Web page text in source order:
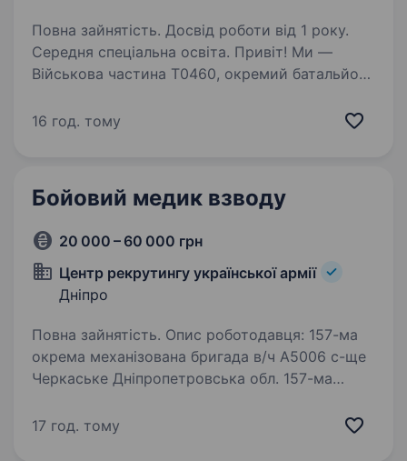
Повна зайнятість. Досвід роботи від 1 року.
Середня спеціальна освіта. Привіт! Ми —
Військова частина Т0460, окремий батальйон
наших співгромадян безпечнішим, очищаючи
16 год. тому
Бойовий медик взводу
20 000 – 60 000 грн
Центр рекрутингу української армії
Дніпро
Повна зайнятість. Опис роботодавця: 157-ма
окрема механізована бригада в/ч А5006 с-ще
Черкаське Дніпропетровська обл. 157-ма
формування Сухопутних військ Україниї,
17 год. тому